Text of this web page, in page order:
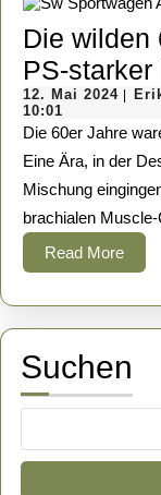
Die wilden
PS-starker
12. Mai 202412.
2024
10:01
Die 60er Jahre waren ein goldenes Zeitalter für Sportwagen.
Eine Ära, in der
Mischung
brachialen
Read MoreRead
More
Suchen